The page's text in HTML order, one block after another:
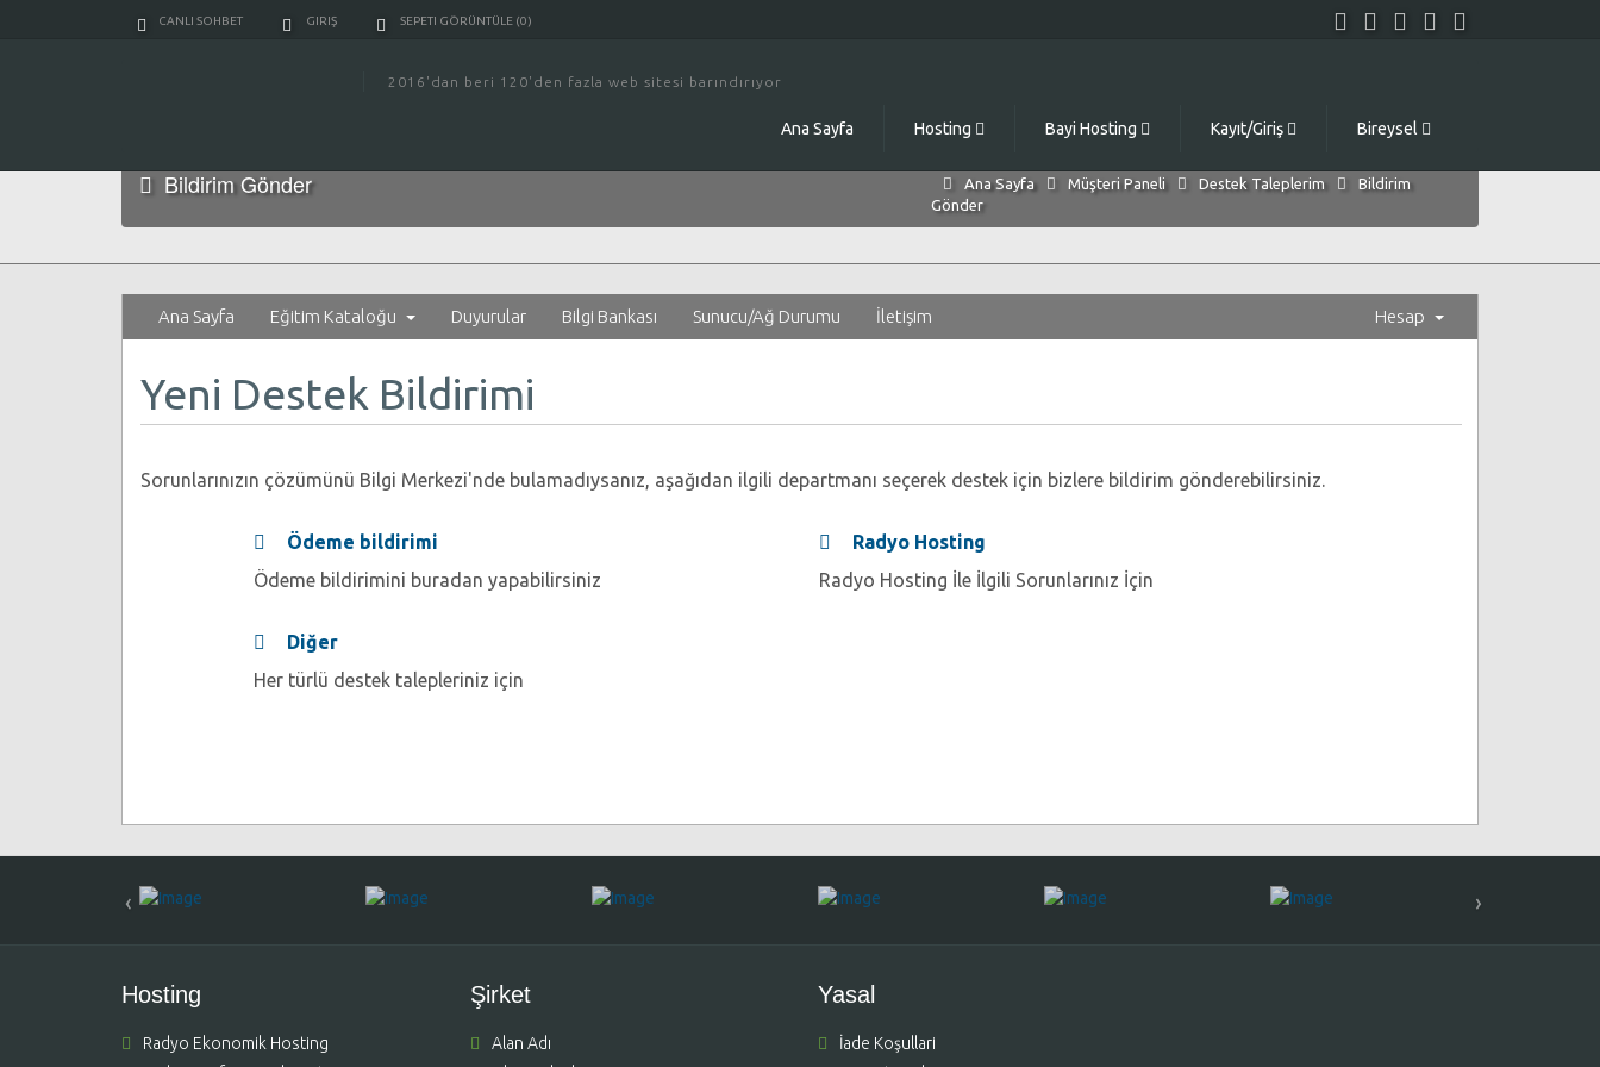
CANLI SOHBET GIRIŞ SEPETI GÖRÜNTÜLE (0)
2016'dan beri 120'den fazla web sitesi barındırıyor
Ana Sayfa Hosting Bayi Hosting Kayıt/Giriş Bireysel
Bildirim Gönder Ana Sayfa Müşteri Paneli Destek Taleplerim
Bildirim
Gönder
Ana Sayfa Eğitim Kataloğu Duyurular Bilgi Bankası Sunucu/Ağ Durumu İletişim Hesap
Yeni Destek Bildirimi
Sorunlarınızın çözümünü Bilgi Merkezi'nde bulamadıysanız, aşağıdan ilgili departmanı seçerek destek için bizlere bildirim gönderebilirsiniz.
Ödeme bildirimi
Ödeme bildirimini buradan yapabilirsiniz
Radyo Hosting
Radyo Hosting İle İlgili Sorunlarınız İçin
Diğer
Her türlü destek talepleriniz için
‹ ›
Hosting
Radyo Ekonomik Hosting
Şirket
Alan Adı
Yasal
İade Koşullari